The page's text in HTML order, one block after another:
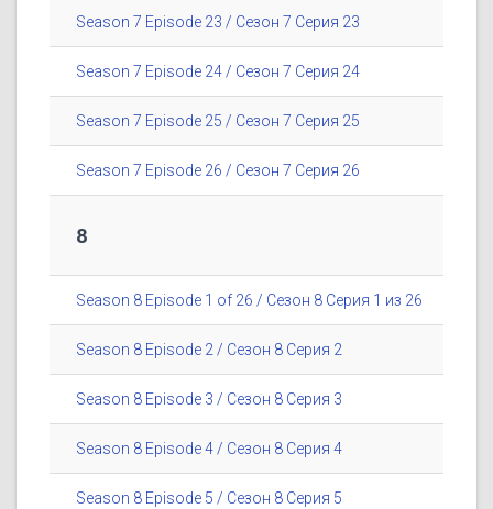
Season 7 Episode 23 / Сезон 7 Серия 23
Season 7 Episode 24 / Сезон 7 Серия 24
Season 7 Episode 25 / Сезон 7 Серия 25
Season 7 Episode 26 / Сезон 7 Серия 26
8
Season 8 Episode 1 of 26 / Сезон 8 Серия 1 из 26
Season 8 Episode 2 / Сезон 8 Серия 2
Season 8 Episode 3 / Сезон 8 Серия 3
Season 8 Episode 4 / Сезон 8 Серия 4
Season 8 Episode 5 / Сезон 8 Серия 5